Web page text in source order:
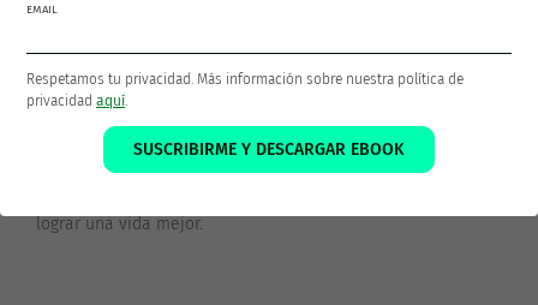
@franciscojsaez
Francisco es el fundador y CEO deFacileThings. Es también
un Ingeniero en Informática al que le apasiona la
lograr una vida mejor.
EMAIL
Respetamos tu privacidad. Más información sobre nuestra política de
privacidad aquí
SUSCRIBIRME Y DESCARGAR EBOOK